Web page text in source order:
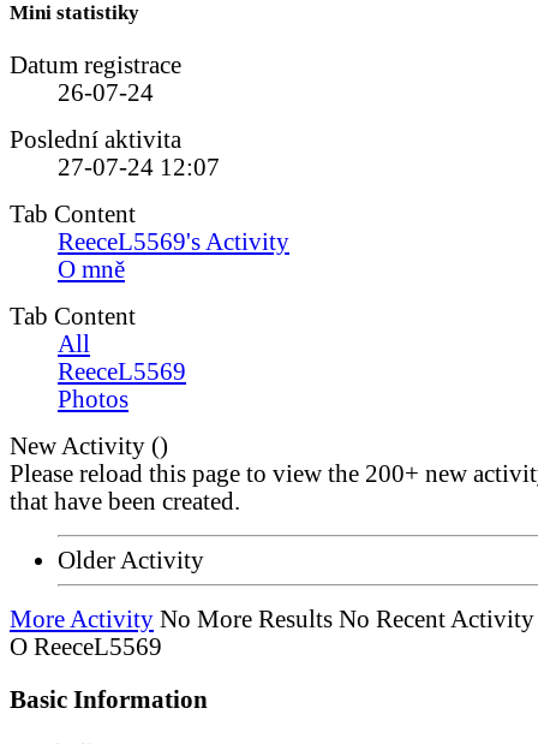
Mini statistiky
Datum registrace
26-07-24
Poslední aktivita
27-07-24 12:07
Tab Content
ReeceL5569's Activity
O mně
Tab Content
All
ReeceL5569
Photos
New Activity ()
Please reload this page to view the 200+ new
that have been created.
Older Activity
More Activity No More Results No Recent Activity
O ReeceL5569
Basic Information